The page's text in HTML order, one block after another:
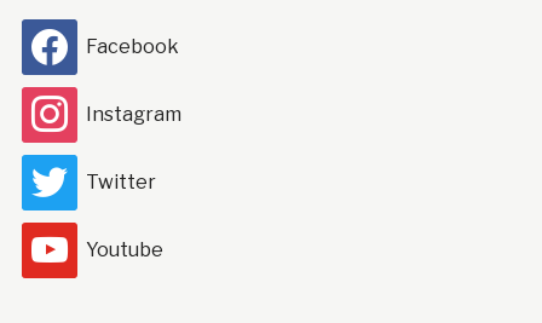
Facebook
Instagram
Twitter
Youtube